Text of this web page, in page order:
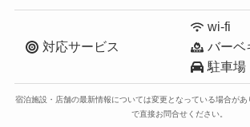
対応サービス
wi-fi
バー
駐車場
宿泊施設・店舗の最新情報については変更となっている場合があ
で直接お問合せください。